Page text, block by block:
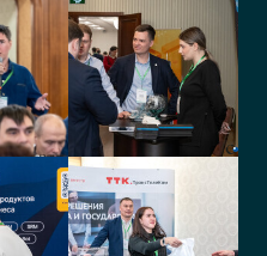
Русский стандарт
Исполнительный директор
РАМЭК
Начальник отдела по
работе с государственным
сектором